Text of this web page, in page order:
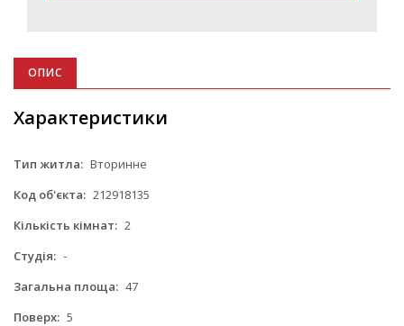
ОПИС
Характеристики
Тип житла: Вторинне
Код об'єкта: 212918135
Кількість кімнат: 2
Студія: -
Загальна площа: 47
Поверх: 5